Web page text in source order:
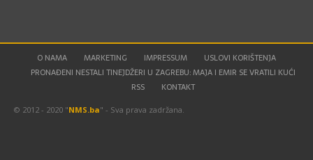
O NAMA MARKETING IMPRESSUM
USLOVI KORIŠTENJA
PRONAĐENI NESTALI TINEJDŽERI U ZAGREBU: MAJA I EMIR SE VRATILI KUĆI
RSS
KONTAKT
© 2012 - 2020 "NMS.ba" - Sva prava zadržana.